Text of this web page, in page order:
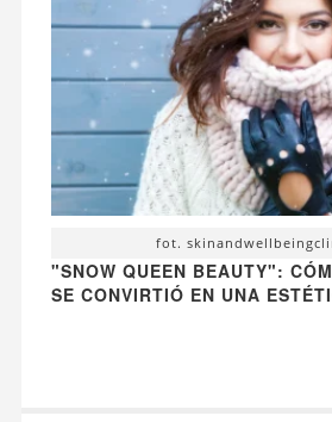
fot.
"SNOW QUEEN BEAUTY":
SE CONVIRTIÓ EN UNA